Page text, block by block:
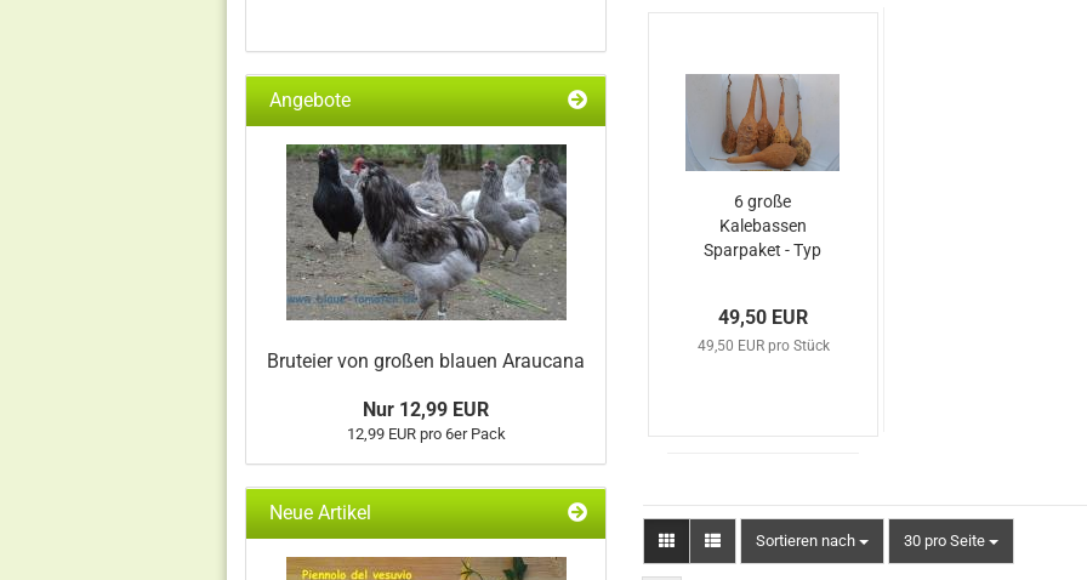
6 große
Kalebassen
Sparpaket - Typ
Kalebassen
49,50 EUR
49,50 EUR pro Stück
Sortieren nach
Sortieren nach 30 pro Seite
pro Seite
Angebote
Bruteier von großen blauen Araucana
Nur 12,99 EUR
12,99 EUR pro 6er Pack
Neue Artikel